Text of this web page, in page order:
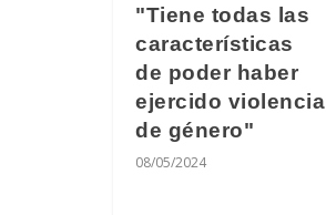
"Tiene todas las
características
de poder haber
ejercido violencia
de género"
08/05/2024